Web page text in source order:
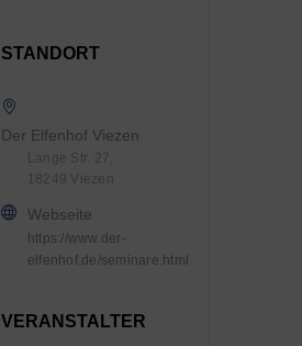
STANDORT
Der Elfenhof Viezen
Lange Str. 27,
18249 Viezen
Webseite
https://www.der-
elfenhof.de/seminare.html
VERANSTALTER